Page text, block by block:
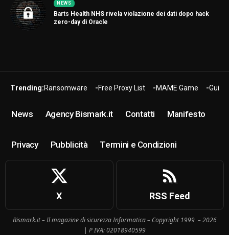
NEWS
Barts Health NHS rivela violazione dei dati dopo hack
zero-day di Oracle
Trending:Ransomware Free Proxy List MAME Game Guide
News Agency Bismark.it Contatti Manifesto
Privacy Pubblicità Termini e Condizioni
X RSS Feed
Bismark.it – Il magazine di sicurezza Informatica – Copyright 1999 – 2026
| P IVA: 02018940599